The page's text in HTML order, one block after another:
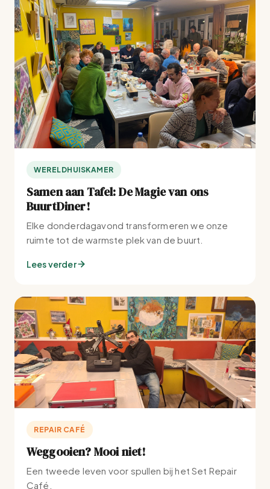
WERELDHUISKAMER
Samen aan Tafel: De Magie van ons
BuurtDiner!
Elke donderdagavond transformeren we onze
ruimte tot de warmste plek van de buurt.
Lees verder
REPAIR CAFÉ
Weggooien? Mooi niet!
Een tweede leven voor spullen bij het Set Repair
Café.